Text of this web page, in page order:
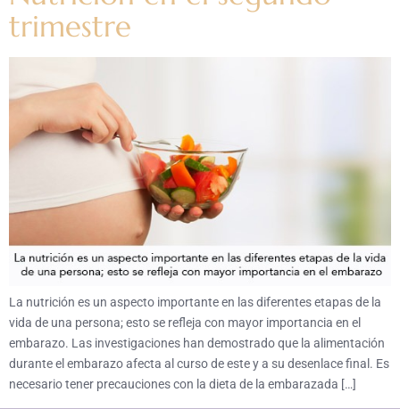
trimestre
La nutrición es un aspecto importante en las diferentes etapas de la
vida de una persona; esto se refleja con mayor importancia en el
embarazo. Las investigaciones han demostrado que la alimentación
durante el embarazo afecta al curso de este y a su desenlace final. Es
necesario tener precauciones con la dieta de la embarazada […]